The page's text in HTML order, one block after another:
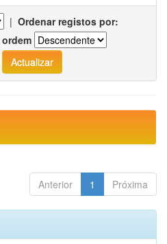
| Ordenar registos por:
ordem
Anterior 1 Próxima